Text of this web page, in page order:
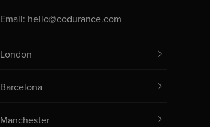
Email: hello@codurance.com
London
Barcelona
Manchester